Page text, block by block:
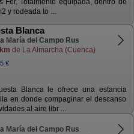
Fer. Totalmente equipada, dentro de
y rodeada to ...
Blanca
María del Campo Rus
de La Almarcha (Cuenca)
€
Blanca le ofrece una estancia
en donde compaginar el descanso
al aire libr ...
María del Campo Rus